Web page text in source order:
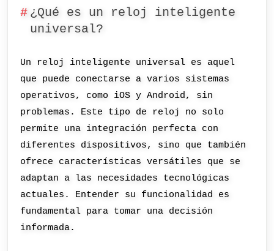
¿Qué es un reloj inteligente
universal?
Un reloj inteligente universal es aquel
que puede conectarse a varios sistemas
operativos, como iOS y Android, sin
problemas. Este tipo de reloj no solo
permite una integración perfecta con
diferentes dispositivos, sino que también
ofrece características versátiles que se
adaptan a las necesidades tecnológicas
actuales. Entender su funcionalidad es
fundamental para tomar una decisión
informada.